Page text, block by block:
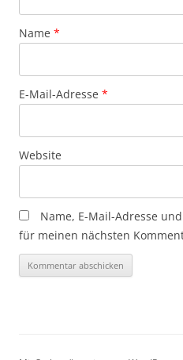
Name *
E-Mail-Adresse *
Website
Name, E-Mail-Adresse
für meinen nächsten